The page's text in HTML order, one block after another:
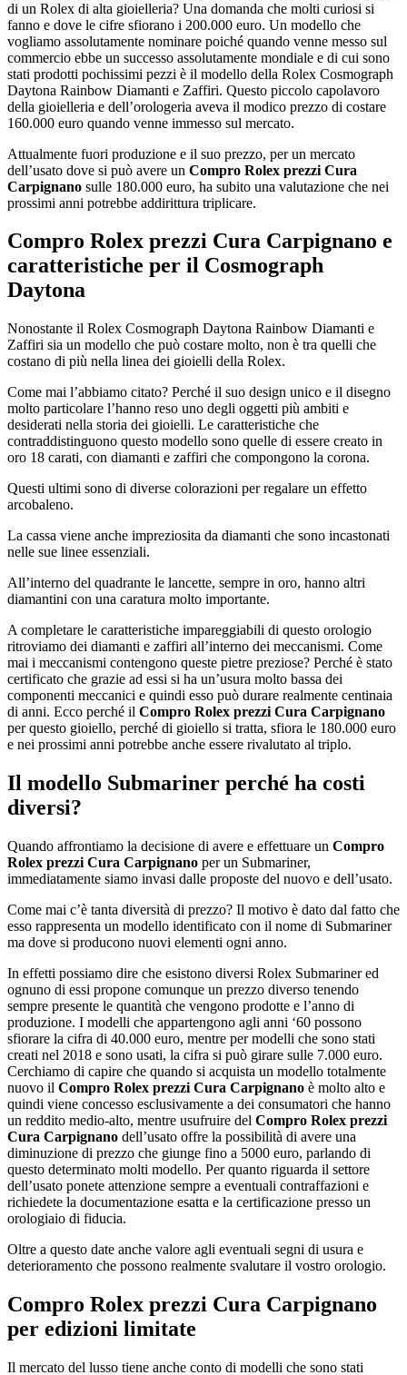
di un Rolex di alta gioielleria? Una domanda che molti curiosi si
fanno e dove le cifre sfiorano i 200.000 euro. Un modello che
vogliamo assolutamente nominare poiché quando venne messo sul
commercio ebbe un successo assolutamente mondiale e di cui sono
stati prodotti pochissimi pezzi è il modello della Rolex Cosmograph
Daytona Rainbow Diamanti e Zaffiri. Questo piccolo capolavoro
della gioielleria e dell’orologeria aveva il modico prezzo di costare
160.000 euro quando venne immesso sul mercato.
Attualmente fuori produzione e il suo prezzo, per un mercato
dell’usato dove si può avere un Compro Rolex prezzi Cura
Carpignano sulle 180.000 euro, ha subito una valutazione che nei
prossimi anni potrebbe addirittura triplicare.
Compro Rolex prezzi Cura Carpignano e
caratteristiche per il Cosmograph
Daytona
Nonostante il Rolex Cosmograph Daytona Rainbow Diamanti e
Zaffiri sia un modello che può costare molto, non è tra quelli che
costano di più nella linea dei gioielli della Rolex.
Come mai l’abbiamo citato? Perché il suo design unico e il disegno
molto particolare l’hanno reso uno degli oggetti più ambiti e
desiderati nella storia dei gioielli. Le caratteristiche che
contraddistinguono questo modello sono quelle di essere creato in
oro 18 carati, con diamanti e zaffiri che compongono la corona.
Questi ultimi sono di diverse colorazioni per regalare un effetto
arcobaleno.
La cassa viene anche impreziosita da diamanti che sono incastonati
nelle sue linee essenziali.
All’interno del quadrante le lancette, sempre in oro, hanno altri
diamantini con una caratura molto importante.
A completare le caratteristiche impareggiabili di questo orologio
ritroviamo dei diamanti e zaffiri all’interno dei meccanismi. Come
mai i meccanismi contengono queste pietre preziose? Perché è stato
certificato che grazie ad essi si ha un’usura molto bassa dei
componenti meccanici e quindi esso può durare realmente centinaia
di anni. Ecco perché il Compro Rolex prezzi Cura Carpignano
per questo gioiello, perché di gioiello si tratta, sfiora le 180.000 euro
e nei prossimi anni potrebbe anche essere rivalutato al triplo.
Il modello Submariner perché ha costi
diversi?
Quando affrontiamo la decisione di avere e effettuare un Compro
Rolex prezzi Cura Carpignano per un Submariner,
immediatamente siamo invasi dalle proposte del nuovo e dell’usato.
Come mai c’è tanta diversità di prezzo? Il motivo è dato dal fatto che
esso rappresenta un modello identificato con il nome di Submariner
ma dove si producono nuovi elementi ogni anno.
In effetti possiamo dire che esistono diversi Rolex Submariner ed
ognuno di essi propone comunque un prezzo diverso tenendo
sempre presente le quantità che vengono prodotte e l’anno di
produzione. I modelli che appartengono agli anni ‘60 possono
sfiorare la cifra di 40.000 euro, mentre per modelli che sono stati
creati nel 2018 e sono usati, la cifra si può girare sulle 7.000 euro.
Cerchiamo di capire che quando si acquista un modello totalmente
nuovo il Compro Rolex prezzi Cura Carpignano è molto alto e
quindi viene concesso esclusivamente a dei consumatori che hanno
un reddito medio-alto, mentre usufruire del Compro Rolex prezzi
Cura Carpignano dell’usato offre la possibilità di avere una
diminuzione di prezzo che giunge fino a 5000 euro, parlando di
questo determinato molti modello. Per quanto riguarda il settore
dell’usato ponete attenzione sempre a eventuali contraffazioni e
richiedete la documentazione esatta e la certificazione presso un
orologiaio di fiducia.
Oltre a questo date anche valore agli eventuali segni di usura e
deterioramento che possono realmente svalutare il vostro orologio.
Compro Rolex prezzi Cura Carpignano
per edizioni limitate
Il mercato del lusso tiene anche conto di modelli che sono stati